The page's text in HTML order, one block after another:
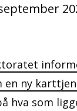
en ny
hva som